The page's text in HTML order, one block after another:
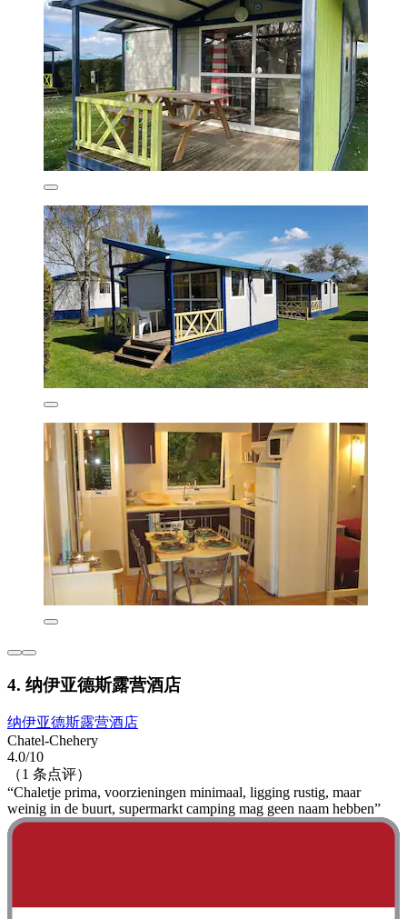
4. 纳伊亚德斯露营酒店
纳伊亚德斯露营酒店
Chatel-Chehery
4.0/10
（1 条点评）
“Chaletje prima, voorzieningen minimaal, ligging rustig, maar
weinig in de buurt, supermarkt camping mag geen naam hebben”